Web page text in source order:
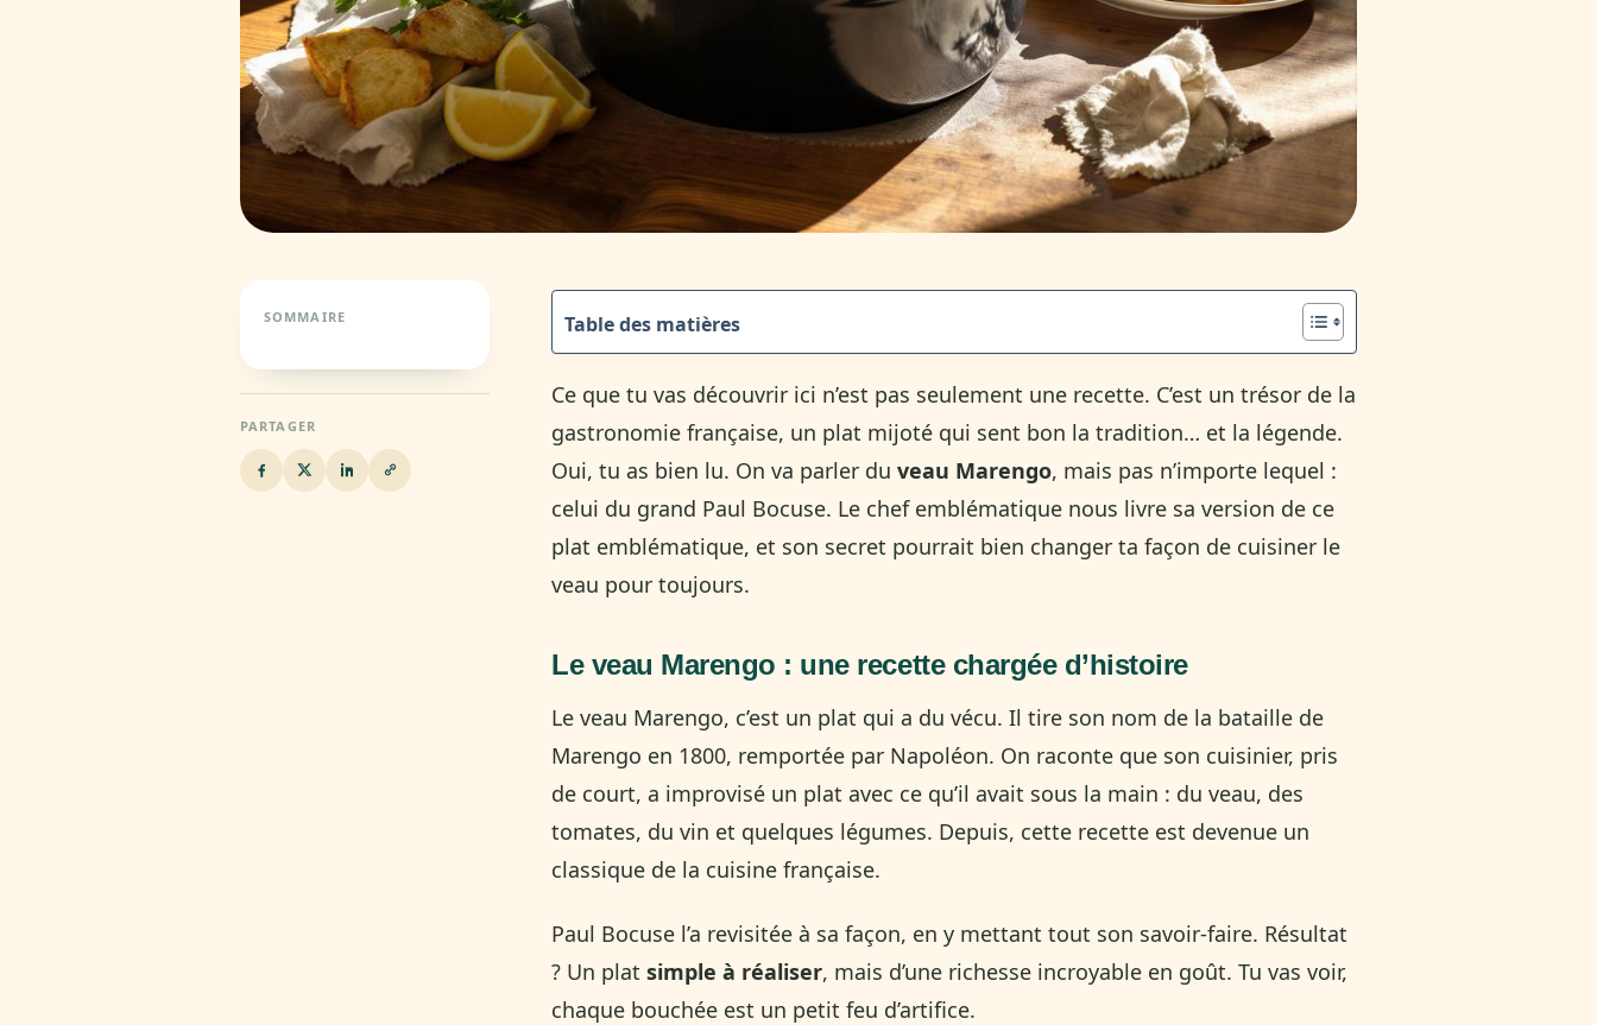
SOMMAIRE
PARTAGER
Table des matières
Ce que tu vas découvrir ici n’est pas seulement une recette. C’est un trésor de la
gastronomie française, un plat mijoté qui sent bon la tradition… et la légende.
Oui, tu as bien lu. On va parler du veau Marengo, mais pas n’importe lequel :
celui du grand Paul Bocuse. Le chef emblématique nous livre sa version de ce
plat emblématique, et son secret pourrait bien changer ta façon de cuisiner le
veau pour toujours.
Le veau Marengo : une recette chargée d’histoire
Le veau Marengo, c’est un plat qui a du vécu. Il tire son nom de la bataille de
Marengo en 1800, remportée par Napoléon. On raconte que son cuisinier, pris
de court, a improvisé un plat avec ce qu’il avait sous la main : du veau, des
tomates, du vin et quelques légumes. Depuis, cette recette est devenue un
classique de la cuisine française.
Paul Bocuse l’a revisitée à sa façon, en y mettant tout son savoir-faire. Résultat
? Un plat simple à réaliser, mais d’une richesse incroyable en goût. Tu vas voir,
chaque bouchée est un petit feu d’artifice.